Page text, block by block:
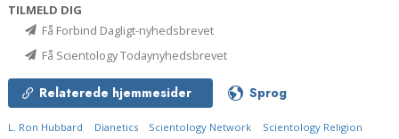
TILMELD DIG
Få Forbind Dagligt-nyhedsbrevet
Få Scientology Todaynyhedsbrevet
Relaterede hjemmesider Sprog
L. Ron Hubbard Dianetics Scientology Network Scientology Religion